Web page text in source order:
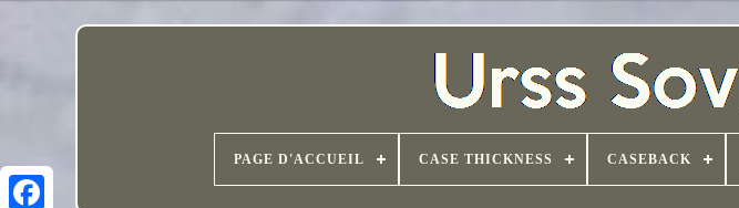
PAGE D'ACCUEIL CASE THICKNESS CASEBACK